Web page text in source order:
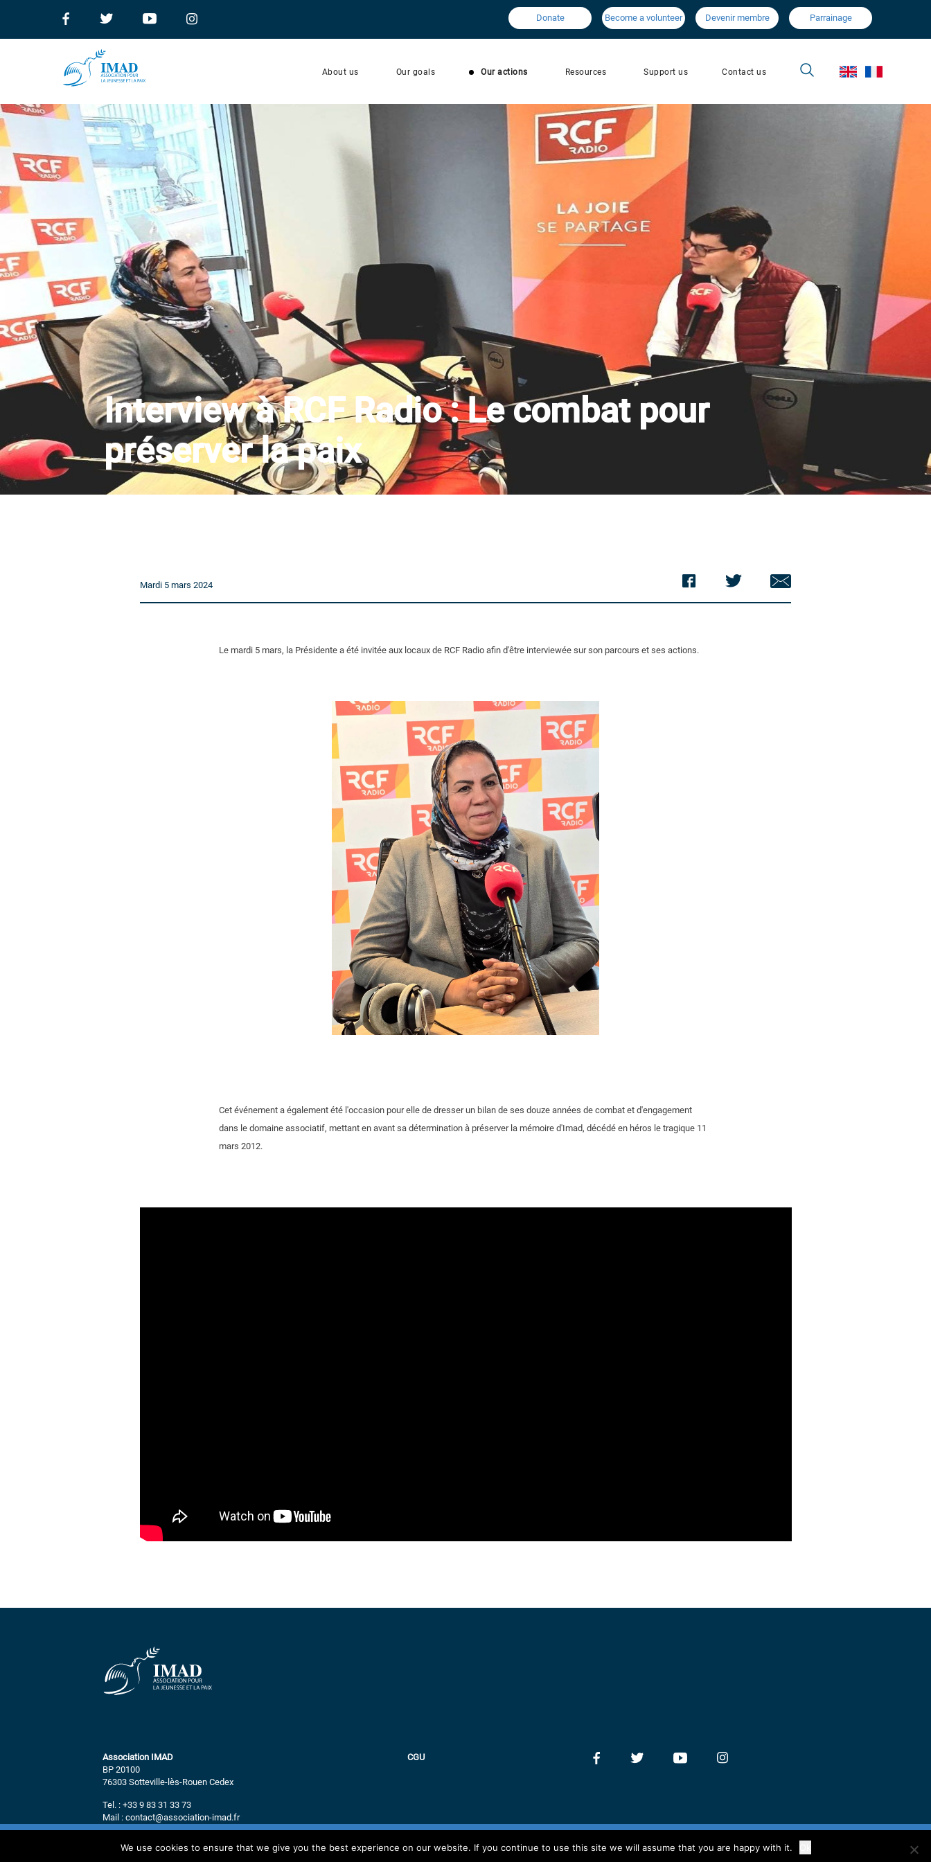
Donate Become a volunteer Devenir membre Parrainage
About us Our goals Our actions Resources Support us Contact us
Interview à RCF Radio : Le combat pour
préserver la paix
Mardi 5 mars 2024
Le mardi 5 mars, la Présidente a été invitée aux locaux de RCF Radio afin d'être interviewée sur son parcours et ses actions.
Cet événement a également été l'occasion pour elle de dresser un bilan de ses douze années de combat et d'engagement
dans le domaine associatif, mettant en avant sa détermination à préserver la mémoire d'Imad, décédé en héros le tragique 11
mars 2012.
Association IMAD
BP 20100
76303 Sotteville-lès-Rouen Cedex
Tel. : +33 9 83 31 33 73
Mail : contact@association-imad.fr
CGU
Copyright 2019 - Association IMAD
We use cookies to ensure that we give you the best experience on our website. If you continue to use this site we will assume that you are happy with it.